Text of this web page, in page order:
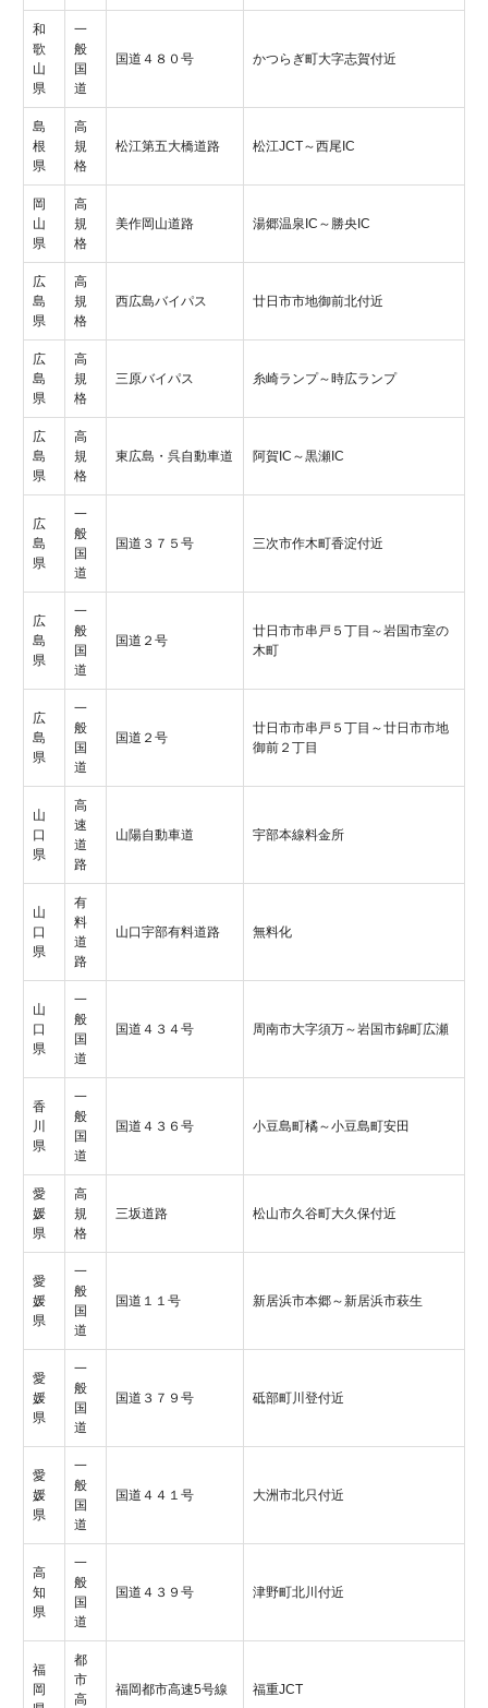
和
歌
山
県
一
般
国
道
国道４８０号 かつらぎ町大字志賀付近
島
根
県
高
規
格
松江第五大橋道路 松江JCT～西尾IC
岡
山
県
高
規
格
美作岡山道路 湯郷温泉IC～勝央IC
広
島
県
高
規
格
西広島バイパス 廿日市市地御前北付近
広
島
県
高
規
格
三原バイパス 糸崎ランプ～時広ランプ
広
島
県
高
規
格
東広島・呉自動車道 阿賀IC～黒瀬IC
広
島
県
一
般
国
道
国道３７５号 三次市作木町香淀付近
広
島
県
一
般
国
道
国道２号
廿日市市串戸５丁目～岩国市室の
木町
広
島
県
一
般
国
道
国道２号
廿日市市串戸５丁目～廿日市市地
御前２丁目
山
口
県
高
速
道
路
山陽自動車道 宇部本線料金所
山
口
県
有
料
道
路
山口宇部有料道路 無料化
山
口
県
一
般
国
道
国道４３４号 周南市大字須万～岩国市錦町広瀬
香
川
県
一
般
国
道
国道４３６号 小豆島町橘～小豆島町安田
愛
媛
県
高
規
格
三坂道路 松山市久谷町大久保付近
愛
媛
県
一
般
国
道
国道１１号 新居浜市本郷～新居浜市萩生
愛
媛
県
一
般
国
道
国道３７９号 砥部町川登付近
愛
媛
県
一
般
国
道
国道４４１号 大洲市北只付近
高
知
県
一
般
国
道
国道４３９号 津野町北川付近
福
岡
都
市
高
福岡都市高速5号線 福重JCT